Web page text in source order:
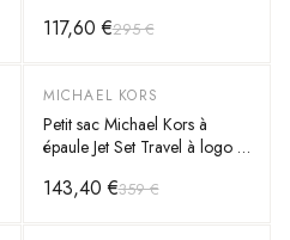
117,60 €295 €
-60%
MICHAEL KORS
Petit sac Michael Kors à
épaule Jet Set Travel à logo et
143,40 €359 €